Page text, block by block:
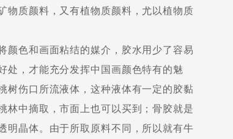
物质颜料，又有植物质颜料，尤以植物质
色和画面粘结的媒介，胶水用少了容易
处，才能充分发挥中国画颜色特有的魅
树伤口所流液体，这种液体有一定的胶黏
林中摘取，市面上也可以买到；骨胶就是
明晶体。由于所取原料不同，所以就有牛